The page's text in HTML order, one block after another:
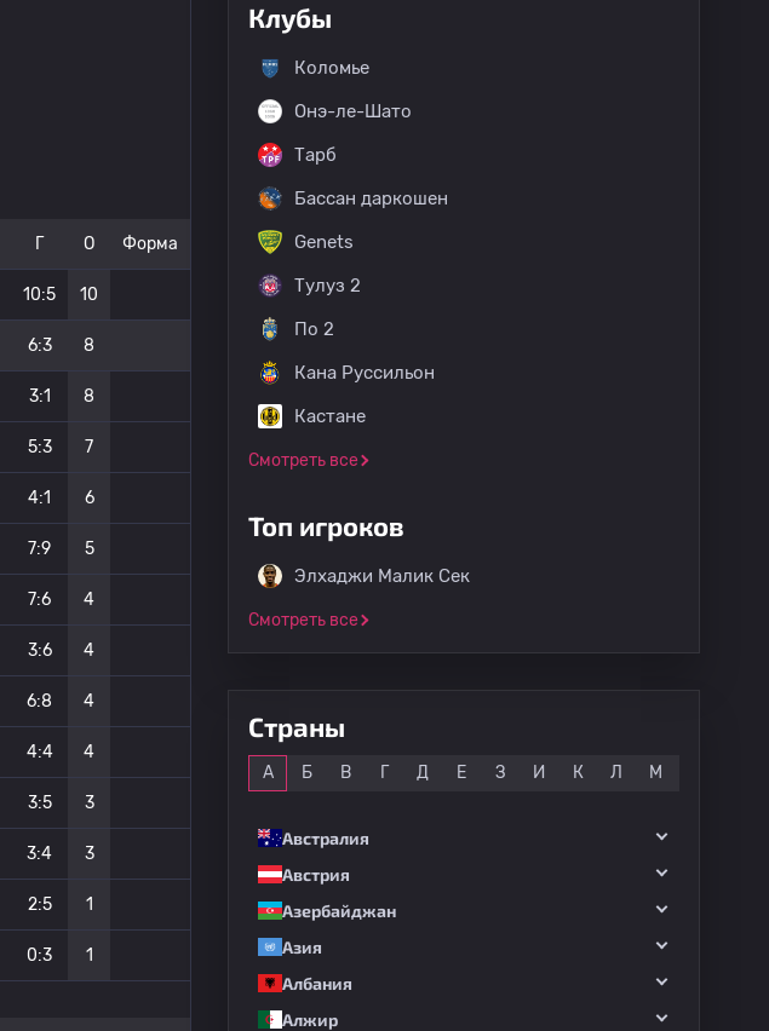
Г О Форма
10:5 10
6:3 8
3:1 8
5:3 7
4:1 6
7:9 5
7:6 4
3:6 4
6:8 4
4:4 4
3:5 3
3:4 3
2:5 1
0:3 1
Клубы
Коломье
Онэ-ле-Шато
Тарб
Бассан даркошен
Genets
Тулуз 2
По 2
Кана Руссильон
Кастане
Смотреть все
Топ игроков
Элхаджи Малик Сек
Смотреть все
Страны
А Б В Г Д Е З И К Л М
Австралия
Австрия
Азербайджан
Азия
Албания
Алжир